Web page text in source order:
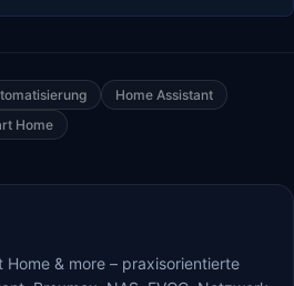
Home Assistant
Home
& more – praxisorientierte